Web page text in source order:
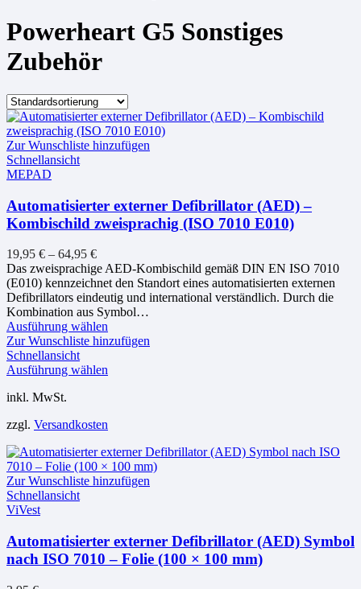
Powerheart G5 Sonstiges
Zubehör
Zur Wunschliste hinzufügen
Schnellansicht
MEPAD
Automatisierter externer Defibrillator (AED) –
Kombischild zweisprachig (ISO 7010 E010)
19,95 € – 64,95 €
Das zweisprachige AED-Kombischild gemäß DIN EN ISO 7010
(E010) kennzeichnet den Standort eines automatisierten externen
Defibrillators eindeutig und international verständlich. Durch die
Kombination aus Symbol…
Ausführung wählen
Produkt
Optionen
auf
der
Produktseite
Zur Wunschliste hinzufügen
Schnellansicht
Ausführung wählen
Varianten
Die
Optionen
können
gewählt
werden
inkl. MwSt.
zzgl. Versandkosten
Zur Wunschliste hinzufügen
Schnellansicht
ViVest
Automatisierter externer Defibrillator (AED) Symbol
nach ISO 7010 – Folie (100 × 100 mm)